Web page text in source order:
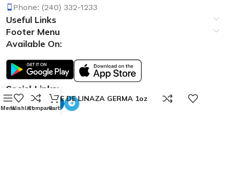
Phone: (240) 332-1233
Useful Links
Footer Menu
Available On:
Social Links:
ACEITE DE LINAZA GERMA 1oz
MenuWishlistCompare
0
Cart